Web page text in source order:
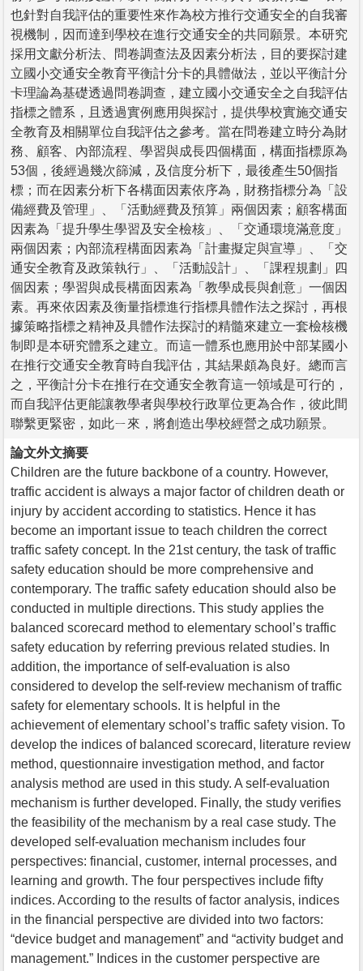
也針對自我評估的重要性來作為校方推行交通安全的自我審
視機制，因而達到學校在進行交通安全的共同願景。本研究
採用文獻分析法、問卷調查法及因素分析法，目的要探討建
立國小交通安全教育平衡計分卡的具體做法，並以平衡計分
卡理論為基礎透過問卷調查，建立國小交通安全之自我評估
指標之體系，且透過實例應用與探討，提供學校實施交通安
全教育及相關單位自我評估之參考。當在問卷建立時分為財
務、顧客、內部流程、學習與成長四個構面，構面指標原為
53個，後經過幾次篩減，及信度分析下，最後產生50個指
標；而在因素分析下各構面因素依序為，財務指標分為「設
備經費及管理」、「活動經費及預算」兩個因素；顧客構面
因素為「提升學生學習及安全檢核」、「交通環境滿意度」
兩個因素；內部流程構面因素為「計畫擬定與宣導」、「交
通安全教育及政策執行」、「活動設計」、「課程規劃」四
個因素；學習與成長構面因素為「教學成長與創意」一個因
素。再來依因素及衡量指標進行指標具體作法之探討，再根
據策略指標之精神及具體作法探討的精髓來建立一套檢核機
制即是本研究體系之建立。而這一體系也應用於中部某國小
在推行交通安全教育時自我評估，其結果頗為良好。總而言
之，平衡計分卡在推行在交通安全教育這一領域是可行的，
而自我評估更能讓教學者與學校行政單位更為合作，彼此間
聯繫更緊密，如此ㄧ來，將創造出學校經營之成功願景。
論文外文摘要
Children are the future backbone of a country. However,
traffic accident is always a major factor of children death or
injury by accident according to statistics. Hence it has
become an important issue to teach children the correct
traffic safety concept. In the 21st century, the task of traffic
safety education should be more comprehensive and
contemporary. The traffic safety education should also be
conducted in multiple directions. This study applies the
balanced scorecard method to elementary school’s traffic
safety education by referring previous related studies. In
addition, the importance of self-evaluation is also
considered to develop the self-review mechanism of traffic
safety for elementary schools. It is helpful in the
achievement of elementary school’s traffic safety vision. To
develop the indices of balanced scorecard, literature review
method, questionnaire investigation method, and factor
analysis method are used in this study. A self-evaluation
mechanism is further developed. Finally, the study verifies
the feasibility of the mechanism by a real case study. The
developed self-evaluation mechanism includes four
perspectives: financial, customer, internal processes, and
learning and growth. The four perspectives include fifty
indices. According to the results of factor analysis, indices
in the financial perspective are divided into two factors:
“device budget and management” and “activity budget and
management.” Indices in the customer perspective are